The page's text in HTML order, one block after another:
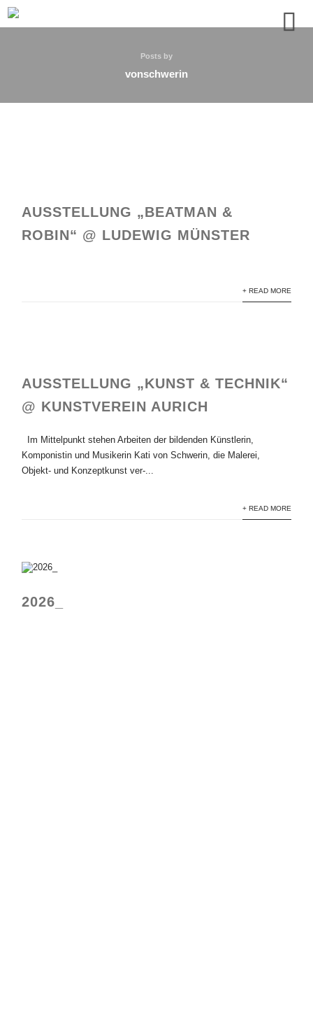
Posts by
vonschwerin
AUSSTELLUNG „BEATMAN &
ROBIN“ @ LUDEWIG MÜNSTER
+ READ MORE
AUSSTELLUNG „KUNST & TECHNIK“
@ KUNSTVEREIN AURICH
Im Mittelpunkt stehen Arbeiten der bildenden Künstlerin,
Komponistin und Musikerin Kati von Schwerin, die Malerei,
Objekt- und Konzeptkunst ver-...
+ READ MORE
2026_